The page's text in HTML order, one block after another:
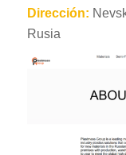
Dirección:
Rusia